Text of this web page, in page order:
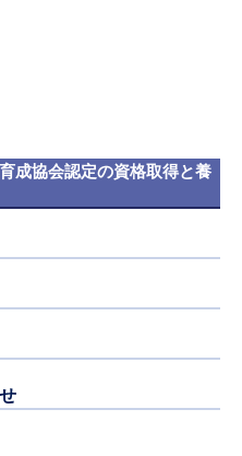
成協会認定の資格取得と養